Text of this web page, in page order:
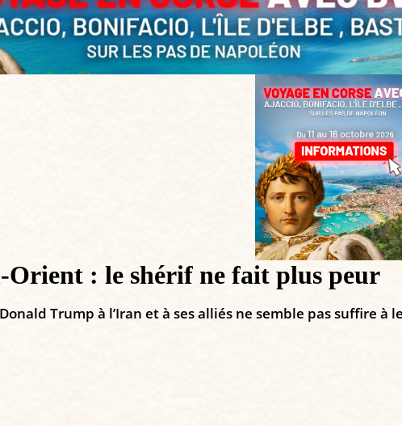
Orient : le shérif ne fait plus peur
Trump à l’Iran et à ses alliés ne semble pas suffire